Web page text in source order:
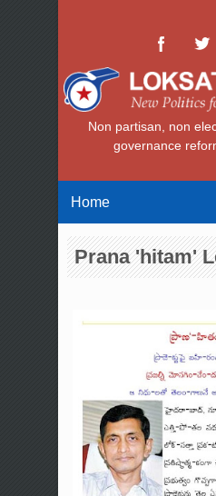
Non partisan, non
governance
Prana 'hitam'